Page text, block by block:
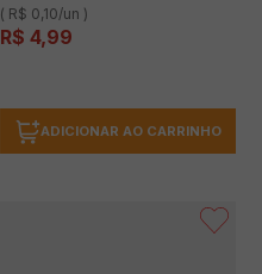
( R$ 0,10/un )
R$ 4,99
ADICIONAR AO CARRINHO